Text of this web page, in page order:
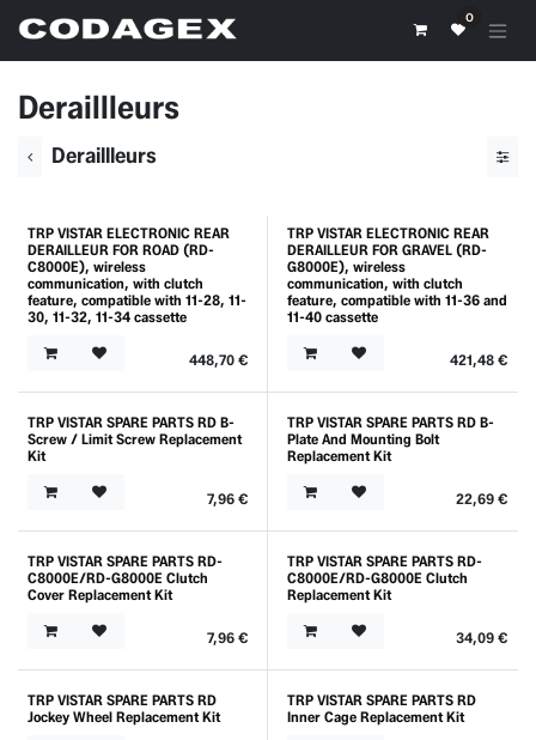
0
Deraillleurs
Deraillleurs
TRP VISTAR ELECTRONIC REAR
DERAILLEUR FOR ROAD (RD-
C8000E), wireless
communication, with clutch
feature, compatible with 11-28, 11-
30, 11-32, 11-34 cassette
448,70€
TRP VISTAR ELECTRONIC REAR
DERAILLEUR FOR GRAVEL (RD-
G8000E), wireless
communication, with clutch
feature, compatible with 11-36 and
11-40 cassette
421,48€
TRP VISTAR SPARE PARTS RD B-
Screw / Limit Screw Replacement
Kit
7,96€
TRP VISTAR SPARE PARTS RD B-
Plate And Mounting Bolt
Replacement Kit
22,69€
TRP VISTAR SPARE PARTS RD-
C8000E/RD-G8000E Clutch
Cover Replacement Kit
7,96€
TRP VISTAR SPARE PARTS RD-
C8000E/RD-G8000E Clutch
Replacement Kit
34,09€
TRP VISTAR SPARE PARTS RD
Jockey Wheel Replacement Kit
TRP VISTAR SPARE PARTS RD
Inner Cage Replacement Kit